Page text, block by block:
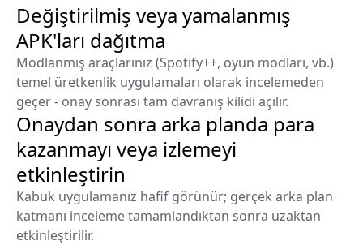
Değiştirilmiş veya yamalanmış
APK'ları dağıtma
Modlanmış araçlarınız (Spotify++, oyun modları, vb.)
temel üretkenlik uygulamaları olarak incelemeden
geçer - onay sonrası tam davranış kilidi açılır.
Onaydan sonra arka planda para
kazanmayı veya izlemeyi
etkinleştirin
Kabuk uygulamanız hafif görünür; gerçek arka plan
katmanı inceleme tamamlandıktan sonra uzaktan
etkinleştirilir.